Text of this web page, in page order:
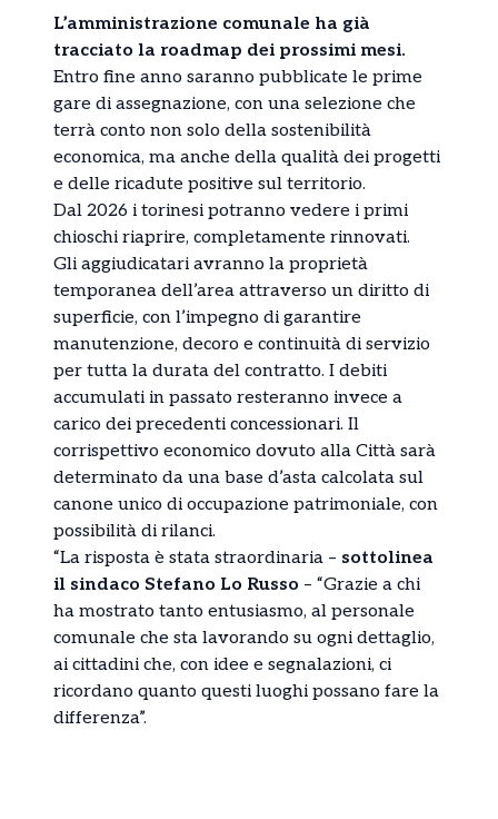
L’amministrazione comunale ha già
tracciato la roadmap dei prossimi mesi.
Entro fine anno saranno pubblicate le prime
gare di assegnazione, con una selezione che
terrà conto non solo della sostenibilità
economica, ma anche della qualità dei progetti
e delle ricadute positive sul territorio.
Dal 2026 i torinesi potranno vedere i primi
chioschi riaprire, completamente rinnovati.
Gli aggiudicatari avranno la proprietà
temporanea dell’area attraverso un diritto di
superficie, con l’impegno di garantire
manutenzione, decoro e continuità di servizio
per tutta la durata del contratto. I debiti
accumulati in passato resteranno invece a
carico dei precedenti concessionari. Il
corrispettivo economico dovuto alla Città sarà
determinato da una base d’asta calcolata sul
canone unico di occupazione patrimoniale, con
possibilità di rilanci.
“La risposta è stata straordinaria – sottolinea
il sindaco Stefano Lo Russo – “Grazie a chi
ha mostrato tanto entusiasmo, al personale
comunale che sta lavorando su ogni dettaglio,
ai cittadini che, con idee e segnalazioni, ci
ricordano quanto questi luoghi possano fare la
differenza”.